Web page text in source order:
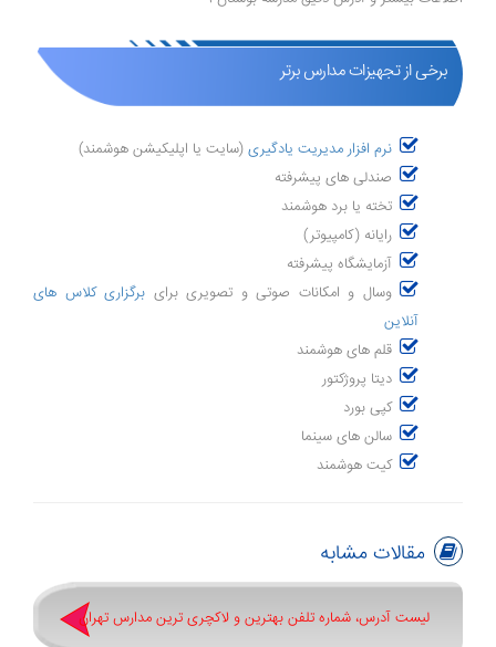
برخی از تجهیزات مدارس برتر
نرم افزار مدیریت یادگیری (سایت یا اپلیکیشن هوشمند)
صندلی های پیشرفته
تخته یا برد هوشمند
رایانه (کامپیوتر)
آزمایشگاه پیشرفته
وسال و امکانات صوتی و تصویری برای برگزاری کلاس های
آنلاین
قلم های هوشمند
دیتا پروژکتور
کپی بورد
سالن های سینما
کیت هوشمند
مقالات مشابه
لیست آدرس، شماره تلفن بهترین و لاکچری ترین مدارس تهران